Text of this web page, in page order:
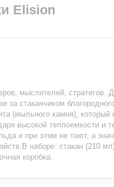
Elision
мыслителей, стратегов.
за стаканчиком
(мыльного камня),
высокой теплоемкости и
и при этом не тают, а
наборе: стакан (210
коробка.